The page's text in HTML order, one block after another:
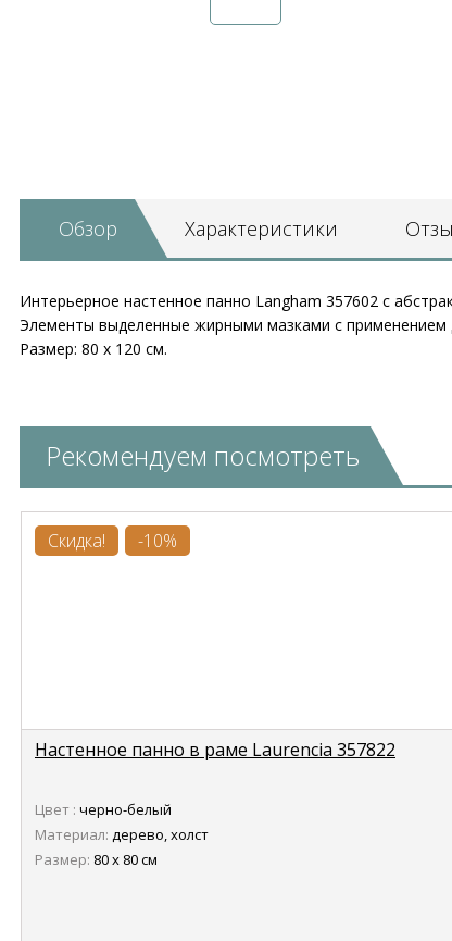
Обзор Характеристики
Интерьерное настенное панно Langham 357602 с
Элементы выделенные жирными мазками с применением
Размер: 80 х 120 см.
Рекомендуем посмотреть
Скидка! -10%
Настенное панно в раме Laurencia 357822
Цвет : черно-белый
Материал: дерево, холст
Размер: 80 х 80 см